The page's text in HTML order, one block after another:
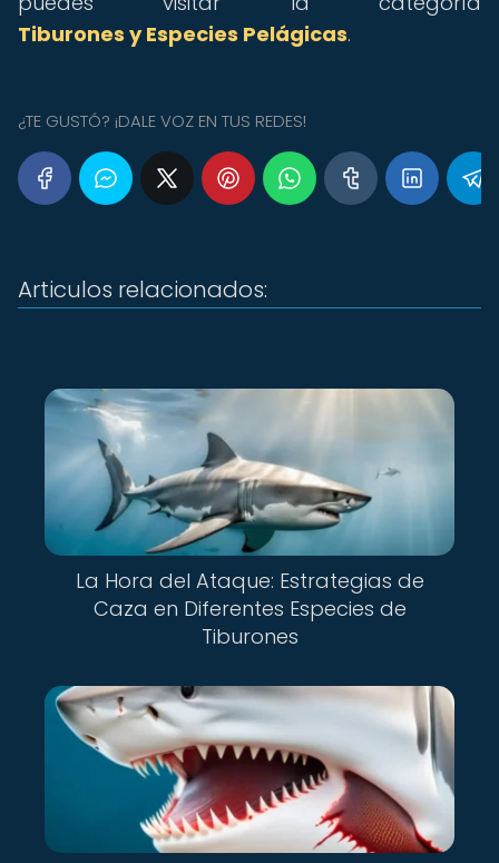
Tiburones y Especies Pelágicas.
¿TE GUSTÓ? ¡DALE VOZ EN TUS REDES!
Articulos relacionados:
La Hora del Ataque: Estrategias de
Caza en Diferentes Especies de
Tiburones